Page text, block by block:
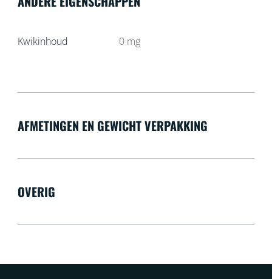
Kwikinhoud 0 mg
AFMETINGEN EN GEWICHT VERPAKKING
OVERIG